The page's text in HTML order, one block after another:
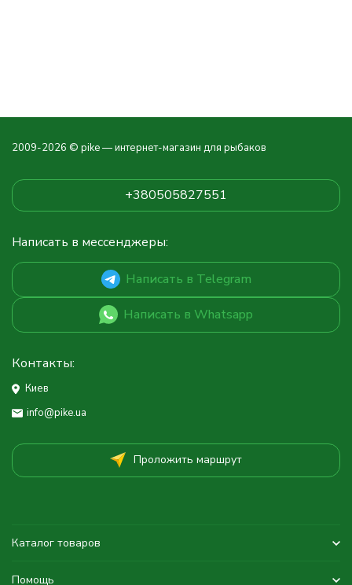
2009-2026 © pike — интернет-магазин для рыбаков
+380505827551
Написать в мессенджеры:
Написать в Telegram
Написать в Whatsapp
Контакты:
Киев
info@pike.ua
Проложить маршрут
Каталог товаров
Помощь